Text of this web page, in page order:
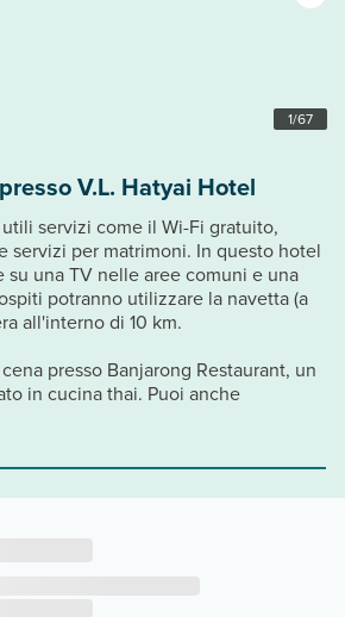
1/67
V.L. Hatyai Hotel
servizi come il Wi-Fi gratuito,
servizi per matrimoni. In questo hotel
una TV nelle aree comuni e una
potranno utilizzare la navetta (a
all'interno di 10 km.
presso Banjarong Restaurant, un
in cucina thai. Puoi anche